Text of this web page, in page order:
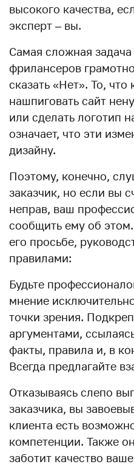
высокого качества,
эксперт – вы.
Самая сложная
фрилансеров
сказать «Нет». То, что
нашпиговать сайт
или сделать логотип
означает, что эти
дизайну.
Поэтому, конечно,
заказчик, но если вы
неправ, ваш
сообщить ему об
его просьбе,
правилами:
Будьте
мнение
точки зрения.
аргументами,
факты, правила и, в
Всегда предлагайте
Отказываясь слепо
заказчика, вы
клиента есть
компетенции. Также
заботит качество